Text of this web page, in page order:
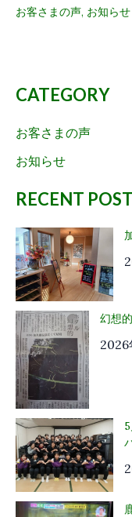
お客さまの声, お知らせ
CATEGORY
お客さまの声
お知らせ
RECENT POST
幻想
2026